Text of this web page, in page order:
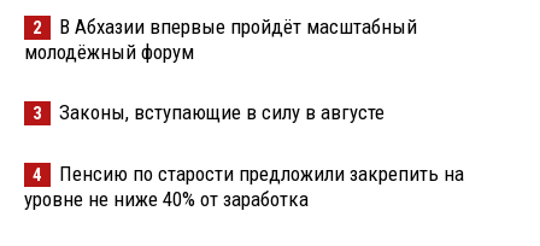
2
В Абхазии впервые пройдёт масштабный
молодёжный форум
3 Законы, вступающие в силу в августе
4
Пенсию по старости предложили закрепить на
уровне не ниже 40% от заработка